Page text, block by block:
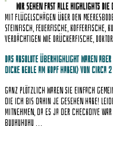
Wir sehen fast alle Highlights die
mit Flügelschägen über den
Steinfisch, Feuerfische, Kofferfische,
Verdächtigen wie Drückerfische,
Das absolute Überhighlight waren
dicke Beule am Kopf haben) von circa
Ganz plötzlich waren sie einfach
die ich bis dahin je gesehen habe!
mitnehmen, da es ja der Checkdive
buuhuhuhu …